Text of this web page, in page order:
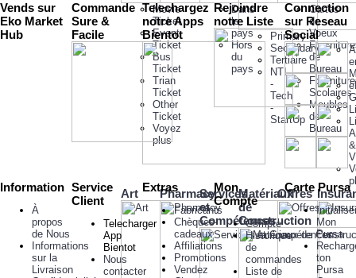
Movie
Ticket
Event
Ticket
Bus
Ticket
Trian
Ticket
Other
Ticket
Voyez
plus
Dans
le
pays
Hors
du
pays
Primary
Secondary
Tertiaire
NTI
-
Tech
-
StartUp
Cartes
de
Voeux
de
Bureau
Scolaires
Meubles
de
Bureau
&
Art PharmacyServices
et
Compétences
Matériaux
de
Construction
Offres
5 000FCFA
Ajouter
Ajout aux souhaits
Ajout au comparatif
TAILLE 20
50 000FCFA
Ajouter
Ajout au comparatif
Vends sur
Eko Market
Hub
Commande
Sure &
Facile
Telechargez
notre Apps
Bientot
Rejoindre
notre Liste
Connection
sur Reseau
Social
Information
À
propos
de Nous
Informations
sur la
Livraison
Service
Client
Telecharger
App
Bientot
Nous
contacter
Extras
Fabricants
Chèques-
cadeaux
Affiliations
Promotions
Vendez
Mon
Compte
Compte
Historique
de
commandes
Liste de
Carte Pursa
Mon
Pursa
ton
Pursa